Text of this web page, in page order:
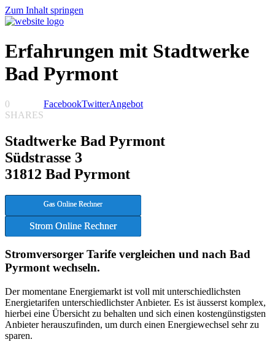
Zum Inhalt springen
Erfahrungen mit Stadtwerke
Bad Pyrmont
0
SHARES
FacebookTwitterAngebot
Stadtwerke Bad Pyrmont
Südstrasse 3
31812 Bad Pyrmont
Gas Online Rechner
Strom Online Rechner
Stromversorger Tarife vergleichen und nach Bad
Pyrmont wechseln.
Der momentane Energiemarkt ist voll mit unterschiedlichsten
Energietarifen unterschiedlichster Anbieter. Es ist äusserst komplex,
hierbei eine Übersicht zu behalten und sich einen kostengünstigsten
Anbieter herauszufinden, um durch einen Energiewechsel sehr zu
sparen.